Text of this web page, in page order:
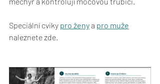
Speciální cviky pro ženy a pro muže
naleznete zde.